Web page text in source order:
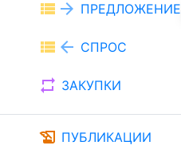
view_list arrow_forward ПРЕДЛОЖЕНИЕ
view_list arrow_back СПРОС
repeat ЗАКУПКИ
history_edu ПУБЛИКАЦИИ